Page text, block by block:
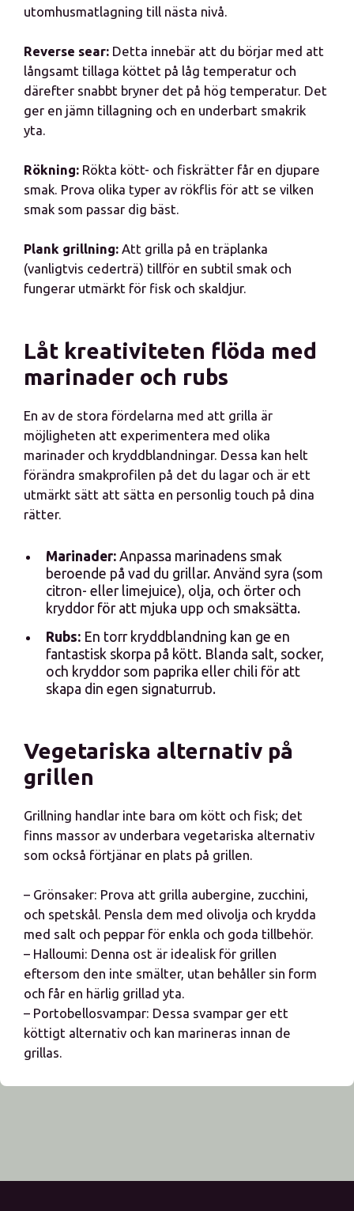
utomhusmatlagning till nästa nivå.
Reverse sear: Detta innebär att du börjar med att
långsamt tillaga köttet på låg temperatur och
därefter snabbt bryner det på hög temperatur. Det
ger en jämn tillagning och en underbart smakrik
yta.
Rökning: Rökta kött- och fiskrätter får en djupare
smak. Prova olika typer av rökflis för att se vilken
smak som passar dig bäst.
Plank grillning: Att grilla på en träplanka
(vanligtvis cederträ) tillför en subtil smak och
fungerar utmärkt för fisk och skaldjur.
Låt kreativiteten flöda med
marinader och rubs
En av de stora fördelarna med att grilla är
möjligheten att experimentera med olika
marinader och kryddblandningar. Dessa kan helt
förändra smakprofilen på det du lagar och är ett
utmärkt sätt att sätta en personlig touch på dina
rätter.
Marinader: Anpassa marinadens smak
beroende på vad du grillar. Använd syra (som
citron- eller limejuice), olja, och örter och
kryddor för att mjuka upp och smaksätta.
Rubs: En torr kryddblandning kan ge en
fantastisk skorpa på kött. Blanda salt, socker,
och kryddor som paprika eller chili för att
skapa din egen signaturrub.
Vegetariska alternativ på
grillen
Grillning handlar inte bara om kött och fisk; det
finns massor av underbara vegetariska alternativ
som också förtjänar en plats på grillen.
– Grönsaker: Prova att grilla aubergine, zucchini,
och spetskål. Pensla dem med olivolja och krydda
med salt och peppar för enkla och goda tillbehör.
– Halloumi: Denna ost är idealisk för grillen
eftersom den inte smälter, utan behåller sin form
och får en härlig grillad yta.
– Portobellosvampar: Dessa svampar ger ett
köttigt alternativ och kan marineras innan de
grillas.